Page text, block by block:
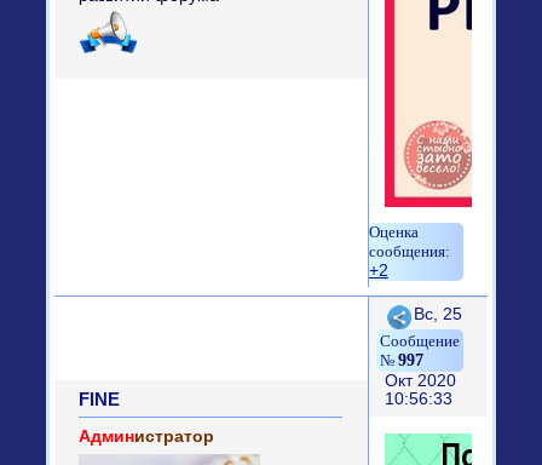
+2
Поделиться
997
Вс, 25
Окт 2020
10:56:33
FINE
Администратор